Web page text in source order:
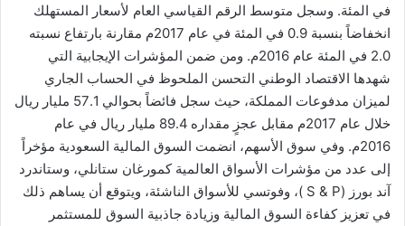
في المئة. وسجل متوسط الرقم القياسي العام لأسعار المستهلك
انخفاضاً بنسبة 0.9 في المئة في عام 2017م مقارنة بارتفاع نسبته
2.0 في المئة عام 2016م. ومن ضمن المؤشرات الإيجابية التي
شهدها الاقتصاد الوطني التحسن الملحوظ في الحساب الجاري
لميزان مدفوعات المملكة، حيث سجل فائضاً بحوالي 57.1 مليار ريال
خلال عام 2017م مقابل عجزٍ مقداره 89.4 مليار ريال في عام
2016م. وفي سوق الأسهم، انضمت السوق المالية السعودية مؤخراً
إلى عدد من مؤشرات الأسواق العالمية كمورغان ستانلي، وستاندرد
آند بورز (S & P )، وفوتسي للأسواق الناشئة، ويتوقع أن يساهم ذلك
في تعزيز كفاءة السوق المالية وزيادة جاذبية السوق للمستثمر